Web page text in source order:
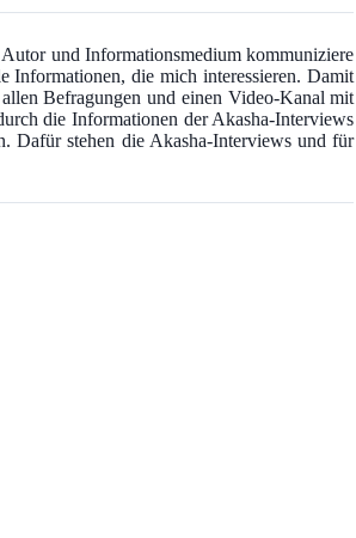
und Informationsmedium kommuniziere
Informationen, die mich interessieren. Damit
Befragungen und einen Video-Kanal mit
die Informationen der Akasha-Interviews
Dafür stehen die Akasha-Interviews und für